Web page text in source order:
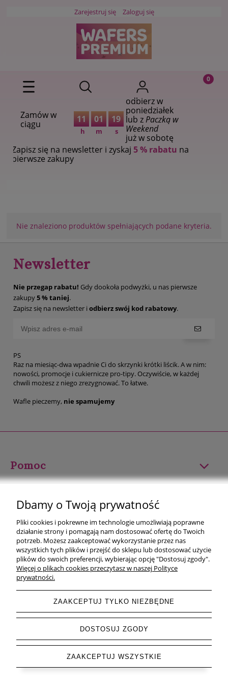
Zarejestruj się Zaloguj się
Zamów w
ciągu
11
h
01
m
19
s
odbierz w
poniedziałek
lub zPaczką w
Weekend
już w sobotę
Zapisz się na newsletter i zyskaj5 % rabatuna
pierwsze zakupy
Nie znaleziono produktów spełniających podane kryteria.
Newsletter
Nie przegap rabatu! Gdy dookoła podwyżki, u nas pierwsze
zakupy5 % taniej.
Zapisz się na newsletter i odbierz swój kod rabatowy.
PS
Raz na miesiąc-dwa wpadnie Ci do skrzynki krótki liścik. A w nim:
nowości, promocje i cukiernicze pro-tipy. Oczywiście, w każdej
chwili możesz z niego zrezygnować. To łatwe.
Wafle pieczemy, nie spamujemy
Pomoc
Płatności i dostawa
Informacje
O nas
pokaż pełną wersję strony
Sklep internetowy Shoper.pl
Dbamy o Twoją prywatność
Pliki cookies i pokrewne im technologie umożliwiają poprawne
działanie strony i pomagają nam dostosować ofertę do Twoich
potrzeb. Możesz zaakceptować wykorzystanie przez nas
wszystkich tych plików i przejść do sklepu lub dostosować użycie
plików do swoich preferencji, wybierając opcję "Dostosuj zgody".
Więcej o plikach cookies przeczytasz w naszej Polityce
prywatności.
ZAAKCEPTUJ TYLKO NIEZBĘDNE
DOSTOSUJ ZGODY
ZAAKCEPTUJ WSZYSTKIE